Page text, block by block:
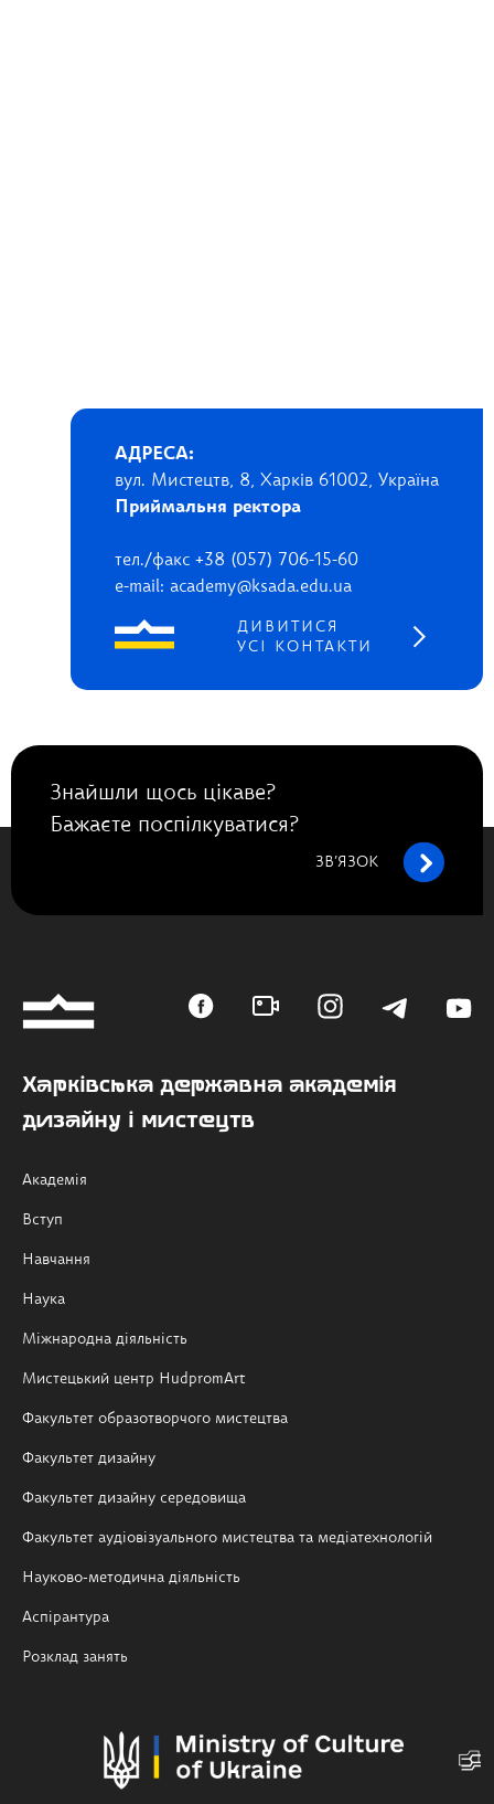
АДРЕСА:
вул. Мистецтв, 8, Харків 61002, Україна
Приймальня ректора
тел./факс +38 (057) 706-15-60
e-mail: academy@ksada.edu.ua
ДИВИТИСЯ
УСІ КОНТАКТИ
Знайшли щось цікаве?
Бажаєте поспілкуватися?
ЗВ’ЯЗОК
Харківська державна академія
дизайну і мистецтв
Академія
Вступ
Навчання
Наука
Міжнародна діяльність
Мистецький центр HudpromArt
Факультет образотворчого мистецтва
Факультет дизайну
Факультет дизайну середовища
Факультет аудіовізуального мистецтва та медіатехнологій
Науково-методична діяльність
Аспірантура
Розклад занять